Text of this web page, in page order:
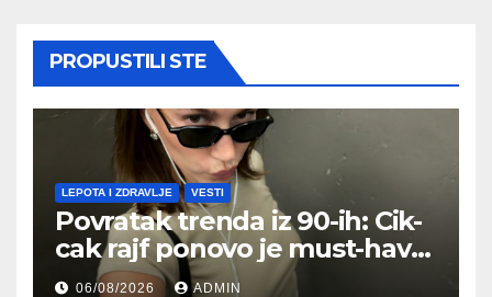
PROPUSTILI STE
LEPOTA I ZDRAVLJE VESTI
Povratak trenda iz 90-ih: Cik-
cak rajf ponovo je must-have
aksesoar za kosu
06/08/2026 ADMIN